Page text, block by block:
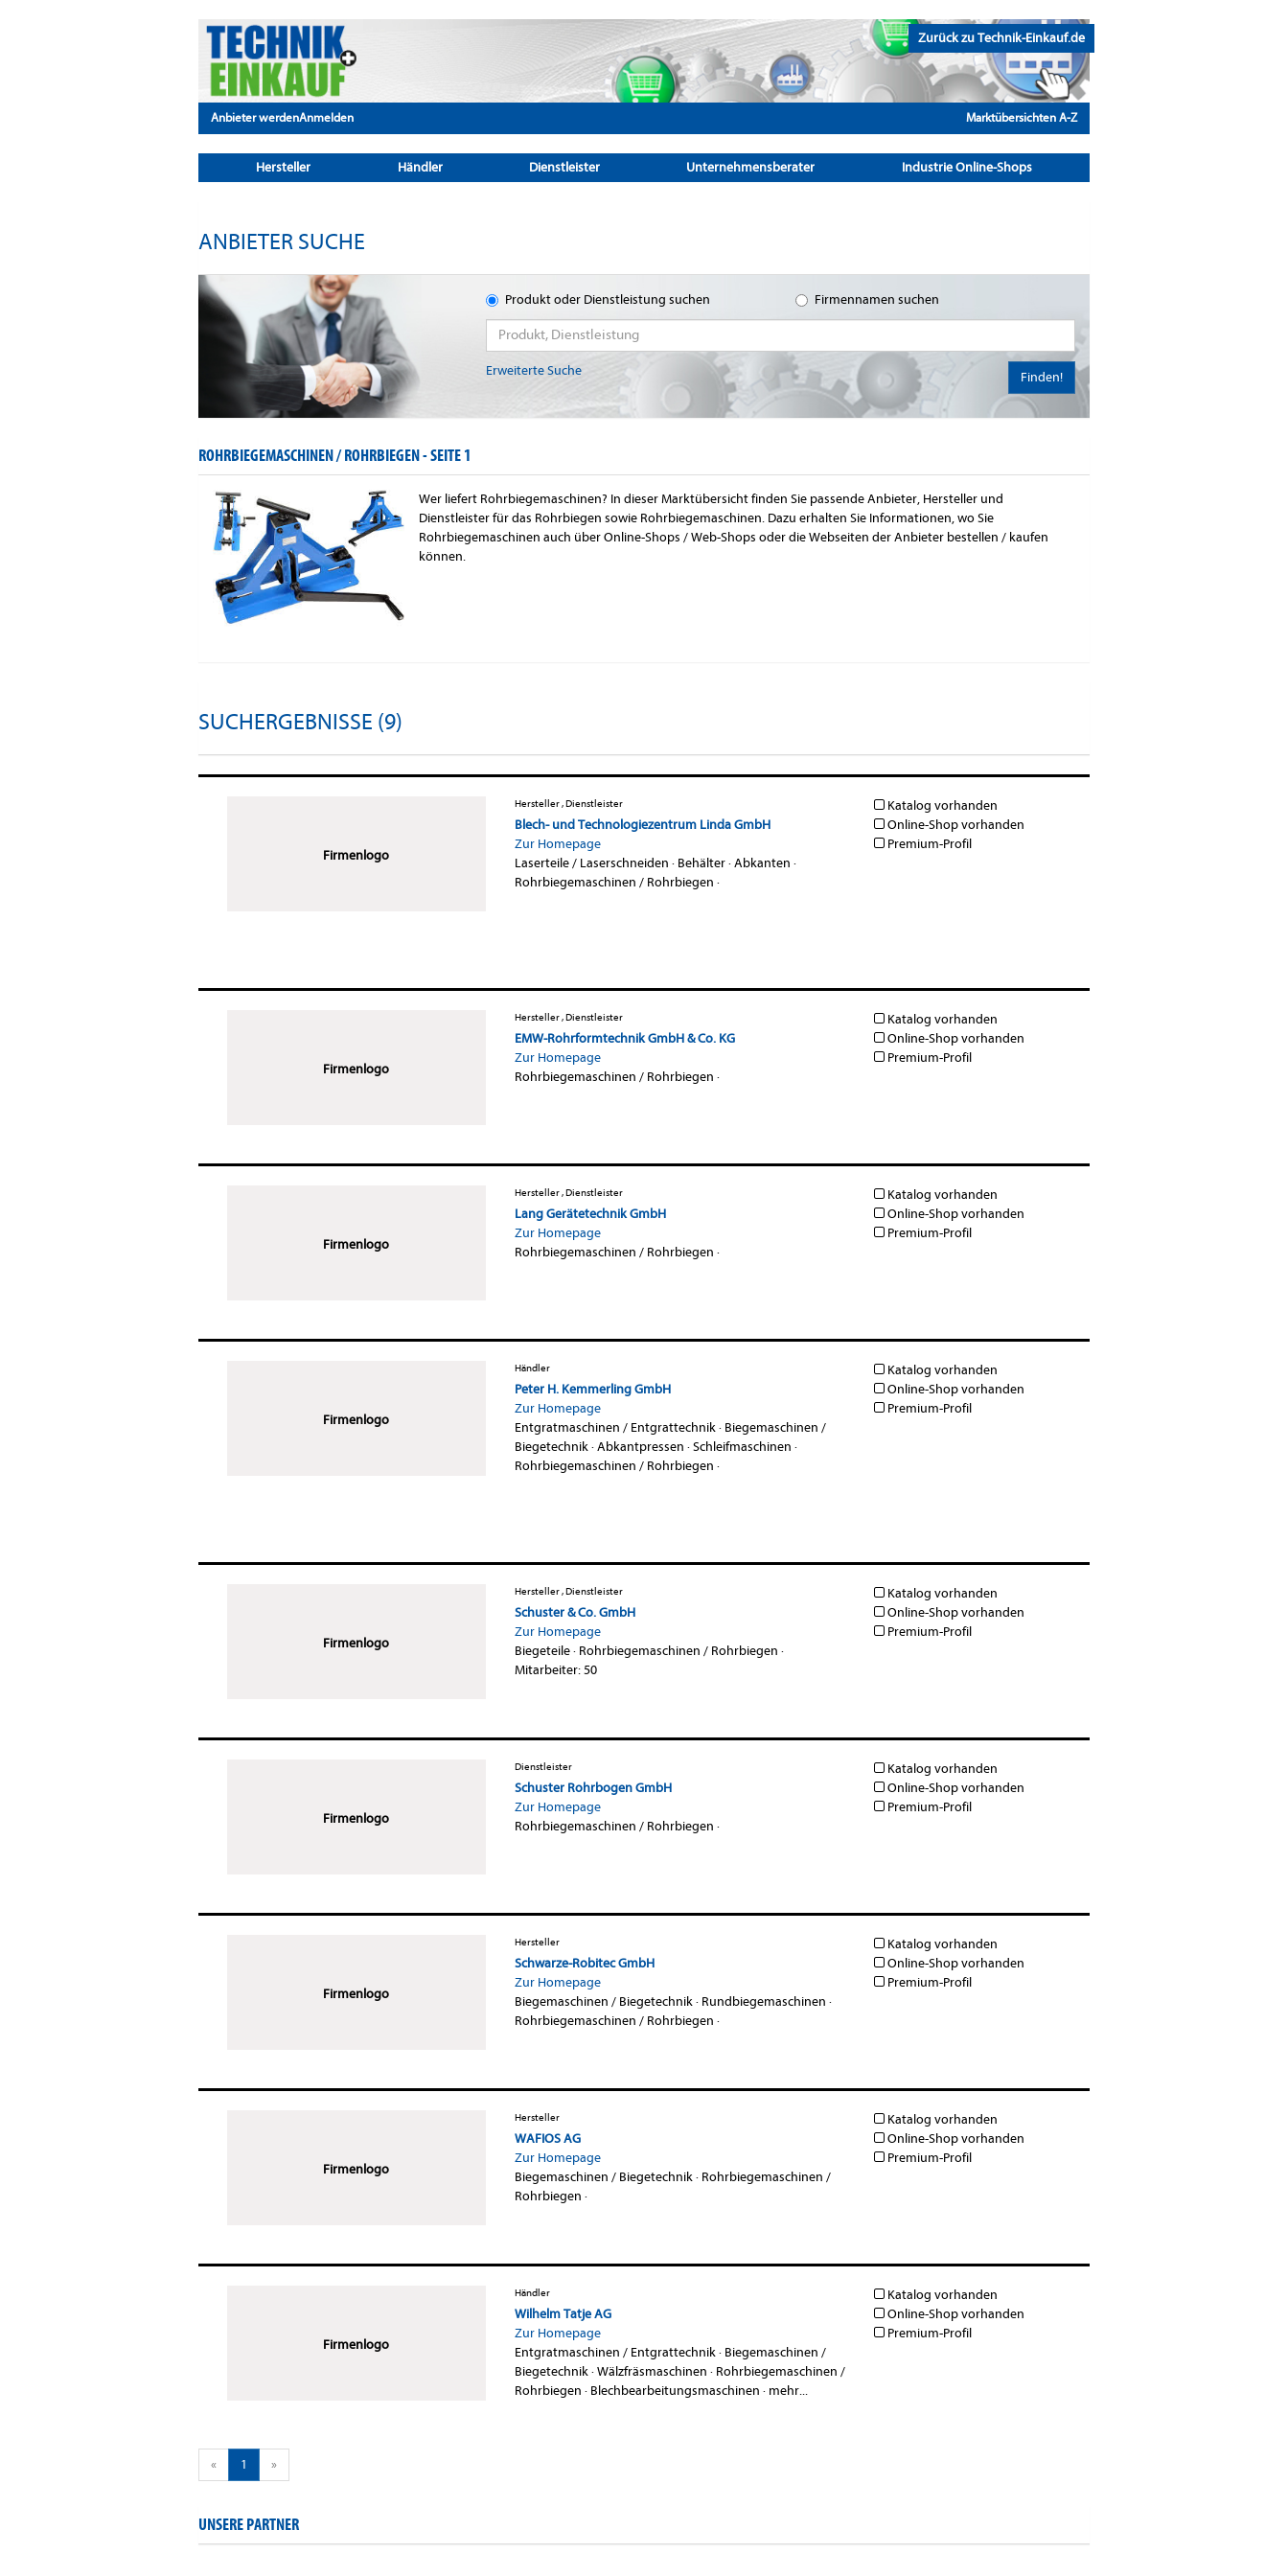
Zurück zu Technik-Einkauf.de
Anbieter werdenAnmelden Marktübersichten A-Z
Hersteller Händler Dienstleister Unternehmensberater Industrie Online-Shops
ANBIETER SUCHE
Produkt oder Dienstleistung suchen Firmennamen suchen
Erweiterte Suche Finden!
ROHRBIEGEMASCHINEN / ROHRBIEGEN -SEITE 1
Wer liefert Rohrbiegemaschinen? In dieser Marktübersicht finden Sie passende Anbieter, Hersteller und
Dienstleister für das Rohrbiegen sowie Rohrbiegemaschinen. Dazu erhalten Sie Informationen, wo Sie
Rohrbiegemaschinen auch über Online-Shops / Web-Shops oder die Webseiten der Anbieter bestellen / kaufen
können.
SUCHERGEBNISSE (9)
Firmenlogo
Hersteller , Dienstleister
Blech- und Technologiezentrum Linda GmbH
Zur Homepage
Laserteile / Laserschneiden · Behälter·Abkanten ·
Rohrbiegemaschinen / Rohrbiegen ·
Katalog vorhanden
Online-Shop vorhanden
Premium-Profil
Firmenlogo
Hersteller , Dienstleister
EMW-Rohrformtechnik GmbH & Co. KG
Zur Homepage
Rohrbiegemaschinen / Rohrbiegen ·
Katalog vorhanden
Online-Shop vorhanden
Premium-Profil
Firmenlogo
Hersteller , Dienstleister
Lang Gerätetechnik GmbH
Zur Homepage
Rohrbiegemaschinen / Rohrbiegen ·
Katalog vorhanden
Online-Shop vorhanden
Premium-Profil
Firmenlogo
Händler
Peter H. Kemmerling GmbH
Zur Homepage
Entgratmaschinen / Entgrattechnik· Biegemaschinen /
Biegetechnik·Abkantpressen ·Schleifmaschinen ·
Rohrbiegemaschinen / Rohrbiegen ·
Katalog vorhanden
Online-Shop vorhanden
Premium-Profil
Firmenlogo
Hersteller , Dienstleister
Schuster & Co. GmbH
Zur Homepage
Biegeteile· Rohrbiegemaschinen / Rohrbiegen ·
Mitarbeiter: 50
Katalog vorhanden
Online-Shop vorhanden
Premium-Profil
Firmenlogo
Dienstleister
Schuster Rohrbogen GmbH
Zur Homepage
Rohrbiegemaschinen / Rohrbiegen ·
Katalog vorhanden
Online-Shop vorhanden
Premium-Profil
Firmenlogo
Hersteller
Schwarze-Robitec GmbH
Zur Homepage
Biegemaschinen / Biegetechnik· Rundbiegemaschinen ·
Rohrbiegemaschinen / Rohrbiegen ·
Katalog vorhanden
Online-Shop vorhanden
Premium-Profil
Firmenlogo
Hersteller
WAFIOS AG
Zur Homepage
Biegemaschinen / Biegetechnik· Rohrbiegemaschinen /
Rohrbiegen ·
Katalog vorhanden
Online-Shop vorhanden
Premium-Profil
Firmenlogo
Händler
Wilhelm Tatje AG
Zur Homepage
Entgratmaschinen / Entgrattechnik· Biegemaschinen /
Biegetechnik·Wälzfräsmaschinen · Rohrbiegemaschinen /
Rohrbiegen · Blechbearbeitungsmaschinen · mehr...
Katalog vorhanden
Online-Shop vorhanden
Premium-Profil
« 1 »
UNSERE PARTNER